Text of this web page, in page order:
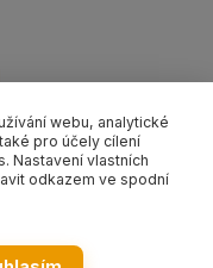
webu, analytické
pro účely cílení
Nastavení vlastních
odkazem ve spodní